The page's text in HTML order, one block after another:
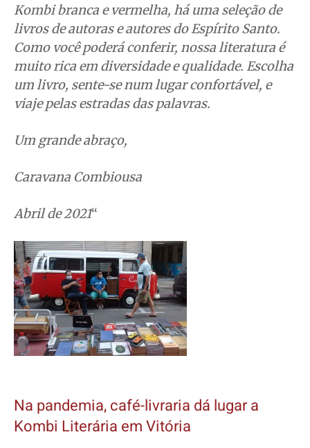
Kombi branca e vermelha, há uma seleção de
livros de autoras e autores do Espírito Santo.
Como você poderá conferir, nossa literatura é
muito rica em diversidade e qualidade. Escolha
um livro, sente-se num lugar confortável, e
viaje pelas estradas das palavras.
Um grande abraço,
Caravana Combiousa
Abril de 2021“
Na pandemia, café-livraria dá lugar a
Kombi Literária em Vitória